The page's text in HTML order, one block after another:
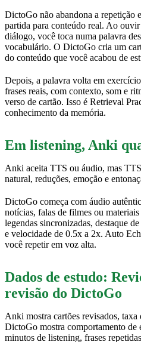
DictoGo não abandona a repetição
partida para conteúdo real. Ao
diálogo, você toca numa palavra
vocabulário. O DictoGo cria um
do conteúdo que você acabou de
Depois, a palavra volta em
frases reais, com contexto, som e
verso de cartão. Isso é Retrieval
conhecimento da memória.
Em listening, Anki
Anki aceita TTS ou áudio, mas
natural, reduções, emoção e
DictoGo começa com áudio
notícias, falas de filmes ou
legendas sincronizadas, destaque
e velocidade de 0.5x a 2x. Auto
você repetir em voz alta.
Dados de estudo:
revisão do DictoGo
Anki mostra cartões revisados, taxa
DictoGo mostra comportamento
minutos de listening, frases